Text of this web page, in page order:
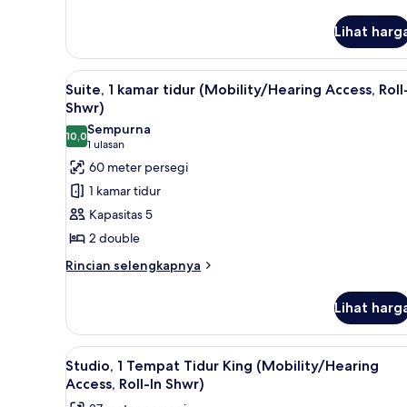
Studio,
Tempat
Tidur
Lihat
Lihat
semua
foto
untuk
Suite,
kamar
tidur
(Mobility/Hearing
Access,
Shwr)
Seprai premium, selimut bulu
7
Suite, 1 kamar tidur (Mobility/Hearing Access,
Shwr)
10,010,0 dari 10
Sempurna
1 ulasan
(1
ulasan)
60 meter persegi
1 kamar tidur
Kapasitas 5
2 double
Rincian selengkapnya
Rincian
Suite,
kamar
tidur
(Mobility/Hearing
Lihat
Lihat
semua
foto
Seprai premium, selimut bulu
5
Studio, 1 Tempat Tidur King (Mobility/Hearing
Access, Roll-In Shwr)